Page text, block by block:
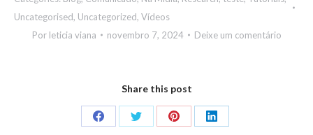
Uncategorised, Uncategorized, Vídeos
Por leticia viana novembro 7, 2024 Deixe um comentário
Share this post